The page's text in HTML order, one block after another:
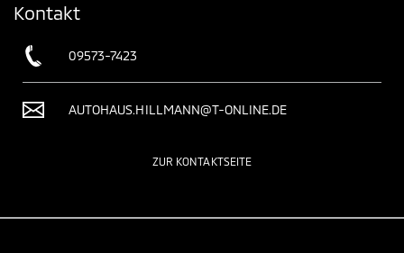
Kontakt
09573-7423
AUTOHAUS.HILLMANN@T-ONLINE.DE
ZUR KONTAKTSEITE